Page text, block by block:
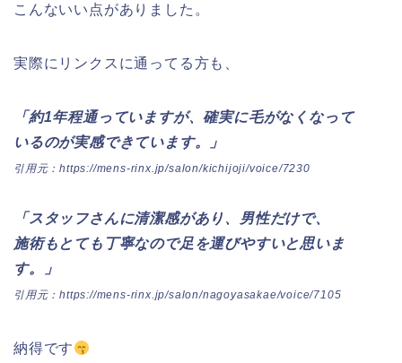
こんないい点がありました。
実際にリンクスに通ってる方も、
「約1年程通っていますが、確実に毛がなくなって
いるのが実感できています。」
引用元：https://mens-rinx.jp/salon/kichijoji/voice/7230
「スタッフさんに清潔感があり、男性だけで、
施術もとても丁寧なので足を運びやすいと思いま
す。」
引用元：https://mens-rinx.jp/salon/nagoyasakae/voice/7105
納得です